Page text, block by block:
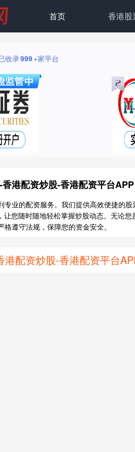
首页 香港股
收录999+家平台
港配资炒股-香港配资平台APP
专业的配资服务。我们提供高效便捷的
让您随时随地轻松掌握炒股动态。无论
遵守法规，保障您的资金安全。
配资炒股-香港配资平台